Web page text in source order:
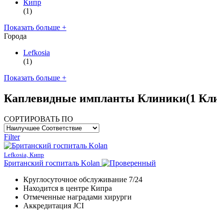
Кипр
(1)
Показать больше +
Города
Lefkosia
(1)
Показать больше +
Каплевидные импланты Клиники(1
СОРТИРОВАТЬ ПО
Filter
Lefkosia, Кипр
Британский госпиталь Kolan
Круглосуточное обслуживание 7/24
Находится в центре Кипра
Отмеченные наградами хирурги
Аккредитация JCI